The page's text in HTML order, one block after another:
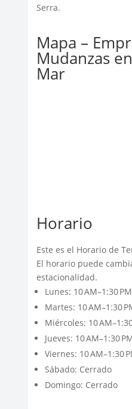
Serra.
Mapa –
Mudanzas
Mar
Horario
Este es el Horario de
El horario puede
estacionalidad.
Lunes: 10 AM–1:30 PM
Martes: 10 AM–1:30
Miércoles: 10
Jueves: 10 AM–1:30
Viernes: 10 AM–1:30
Sábado: Cerrado
Domingo: Cerrado